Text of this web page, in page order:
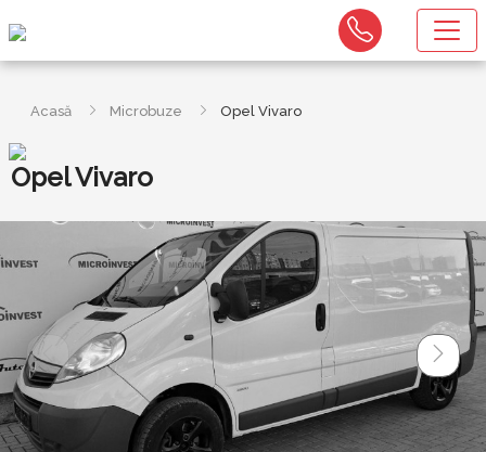
Acasă Microbuze Opel Vivaro
Opel Vivaro